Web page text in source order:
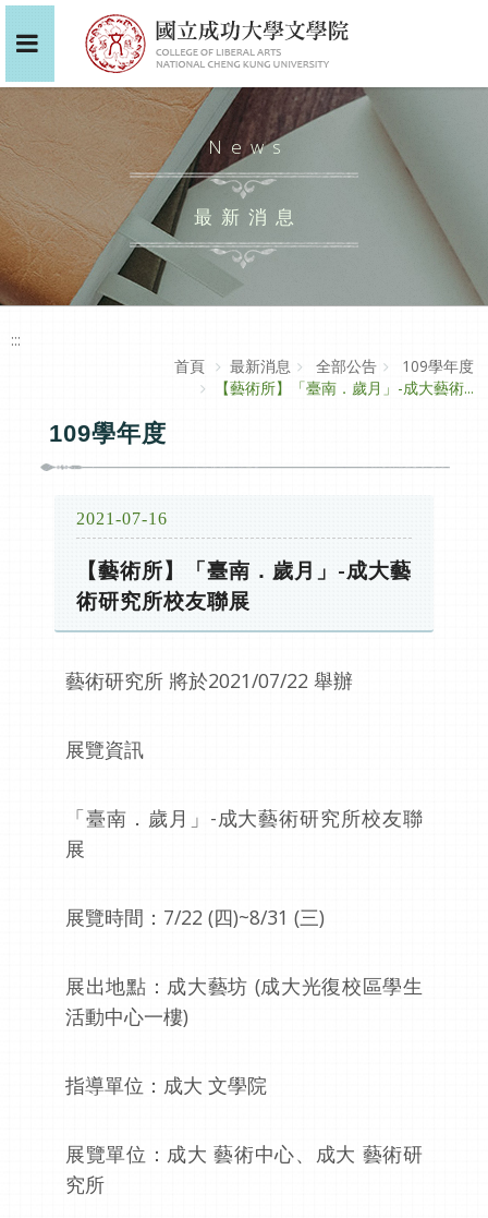
News
最新消息
:::
首頁
最新消息 全部公告
109學年度
【藝術所】「臺南．歲月」-成大藝術...
109學年度
2021-07-16
【藝術所】「臺南．歲月」-成大藝
術研究所校友聯展
藝術研究所 將於2021/07/22 舉辦
展覽資訊
「臺南．歲月」 -成大藝術研究所校友聯
展
展覽時間： 7/22 (四)~8/31 (三)
展出地點：成大藝坊 (成大光復校區學生
活動中心一樓)
指導單位：成大 文學院
展覽單位：成大 藝術中心、成大 藝術研
究所